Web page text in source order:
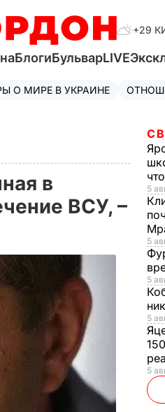
+29
БлогиБульварLIVE
О МИРЕ В УКРАИНЕ
в
ВСУ, –
5
5
5
5
5